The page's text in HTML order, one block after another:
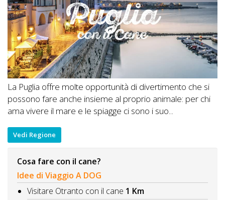
La Puglia offre molte opportunità di divertimento che si
possono fare anche insieme al proprio animale: per chi
ama vivere il mare e le spiagge ci sono i suo...
Vedi Regione
Cosa fare con il cane?
Idee di Viaggio A DOG
Visitare Otranto con il cane 1 Km